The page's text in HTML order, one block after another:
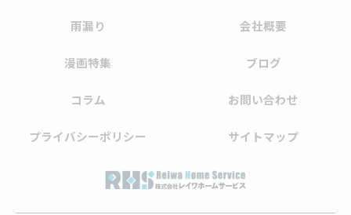
雨漏り 会社概要
漫画特集 ブログ
コラム お問い合わせ
プライバシーポリシー サイトマップ